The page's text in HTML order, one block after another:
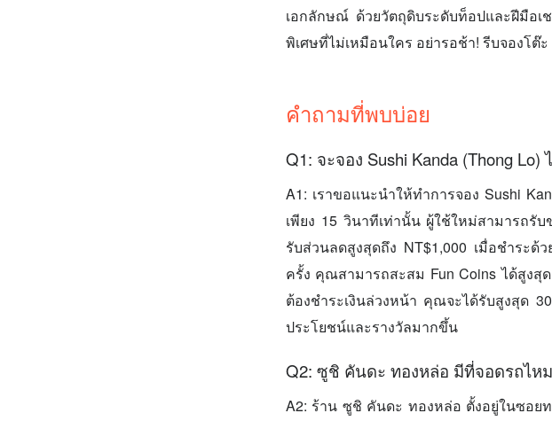
เอกลักษณ์ ด้วยวัตถุดิบระดับท็อปและฝีมือ
พิเศษที่ไม่เหมือนใคร อย่ารอช้า! รีบจองโต๊
คำถามที่พบบ่อย
Q1: จะจอง Sushi Kanda (Thong Lo)
A1: เราขอแนะนำให้ทำการจอง Sushi
เพียง 15 วินาทีเท่านั้น ผู้ใช้ใหม่สามารถรั
รับส่วนลดสูงสุดถึง NT$1,000 เมื่อชำระด้
ครั้ง คุณสามารถสะสม Fun Coins ได้สูงสุ
ต้องชำระเงินล่วงหน้า คุณจะได้รับสูงสุด
ประโยชน์และรางวัลมากขึ้น
Q2: ซูชิ คันดะ ทองหล่อ มีที่จอดรถไห
A2: ร้าน ซูชิ คันดะ ทองหล่อ ตั้งอยู่ในซอย